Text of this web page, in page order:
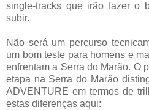
single-tracks que irão fazer o
subir.
Não será um percurso
um bom teste para homens e
enfrentam a Serra do Marão. O
etapa na Serra do Marão
ADVENTURE em termos de
estas diferenças aqui: